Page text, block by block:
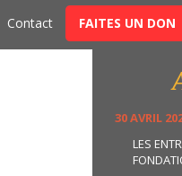
Contact FAITES UN DON
30 AVRIL
LES